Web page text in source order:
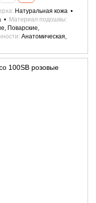
Натуральная кожа
Материал подошвы
Поварские,
Анатомическая,